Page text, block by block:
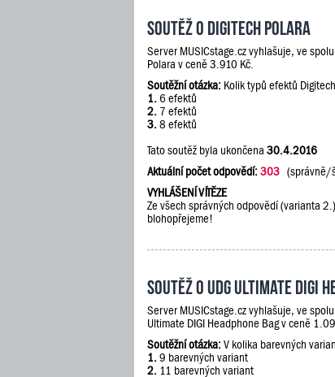
Soutěž o Digitech Polara
Server MUSICstage.cz vyhlašuje, ve
Polara v ceně 3.910 Kč.
Soutěžní otázka: Kolik typů efektů
1. 6 efektů
2. 7 efektů
3. 8 efektů
Tato soutěž byla ukončena 30.4.2016
Aktuální počet odpovědí:303 (správně/
VYHLÁŠENÍ VÍTĚZE
Ze všech správných odpovědí (varianta
blohopřejeme!
Soutěž o UDG Ultimate DIGI
Server MUSICstage.cz vyhlašuje, ve
Ultimate DIGI Headphone Bag v ceně
Soutěžní otázka:V kolika barevných
1. 9 barevných variant
2. 11 barevných variant